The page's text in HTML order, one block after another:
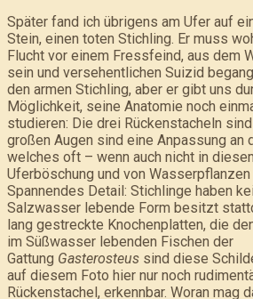
Später fand ich übrigens am Ufer auf
Stein, einen toten Stichling. Er muss
Flucht vor einem Fressfeind, aus dem
sein und versehentlichen Suizid
den armen Stichling, aber er gibt uns
Möglichkeit, seine Anatomie noch
studieren: Die drei Rückenstacheln
großen Augen sind eine Anpassung an
welches oft – wenn auch nicht in
Uferböschung und von
Spannendes Detail: Stichlinge haben
Salzwasser lebende Form besitzt
lang gestreckte Knochenplatten, die
im Süßwasser lebenden Fischen der
Gattung Gasterosteus sind diese
auf diesem Foto hier nur noch
Rückenstachel, erkennbar. Woran mag